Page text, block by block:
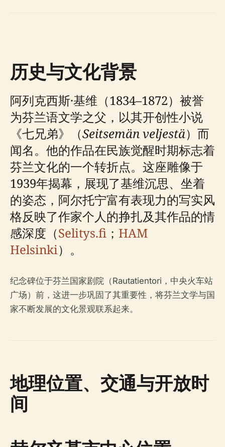
历史与文化背景
阿列克西斯·基维（1834–1872）被誉
为芬兰语文学之父，以其开创性小说
《七兄弟》（Seitsemän veljestä）而
闻名。他的作品在民族觉醒时期标志着
芬兰文化的一个转折点。这座雕像于
1939年揭幕，展现了基维沉思、坐着
的姿态，阿尔托宁富有表现力的写实风
格反映了作家个人的挣扎及其作品的情
感深度（Selitys.fi ； HAM
Helsinki）。
纪念碑位于芬兰国家剧院（Rautatientori，中央火车站
广场）前，这进一步巩固了其重要性，将芬兰文学与国
家不断发展的文化景观联系起来。
地理位置、交通与开放时
间